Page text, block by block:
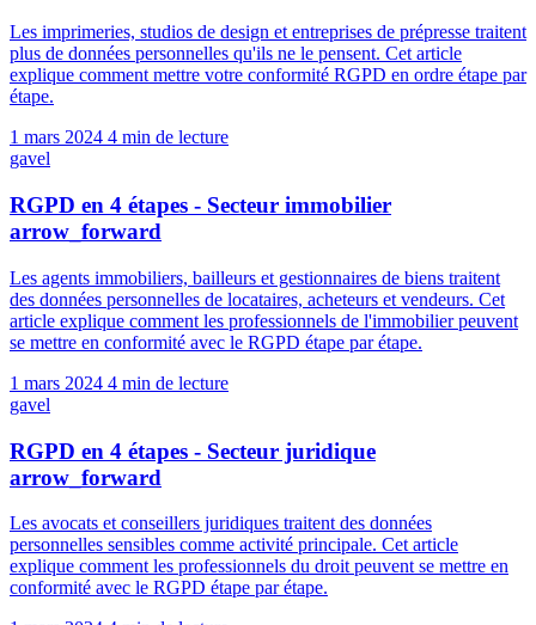
Les imprimeries, studios de design et entreprises de prépresse traitent
plus de données personnelles qu'ils ne le pensent. Cet article
explique comment mettre votre conformité RGPD en ordre étape par
étape.
1 mars 2024 4 min de lecture
gavel
RGPD en 4 étapes - Secteur immobilier
arrow_forward
Les agents immobiliers, bailleurs et gestionnaires de biens traitent
des données personnelles de locataires, acheteurs et vendeurs. Cet
article explique comment les professionnels de l'immobilier peuvent
se mettre en conformité avec le RGPD étape par étape.
1 mars 2024 4 min de lecture
gavel
RGPD en 4 étapes - Secteur juridique
arrow_forward
Les avocats et conseillers juridiques traitent des données
personnelles sensibles comme activité principale. Cet article
explique comment les professionnels du droit peuvent se mettre en
conformité avec le RGPD étape par étape.